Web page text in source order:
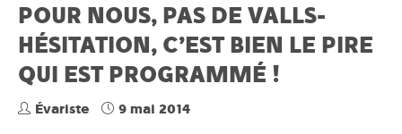
POUR NOUS, PAS DE VALLS-
HÉSITATION, C’EST BIEN LE PIRE
QUI EST PROGRAMMÉ !
Évariste 9 mai 2014